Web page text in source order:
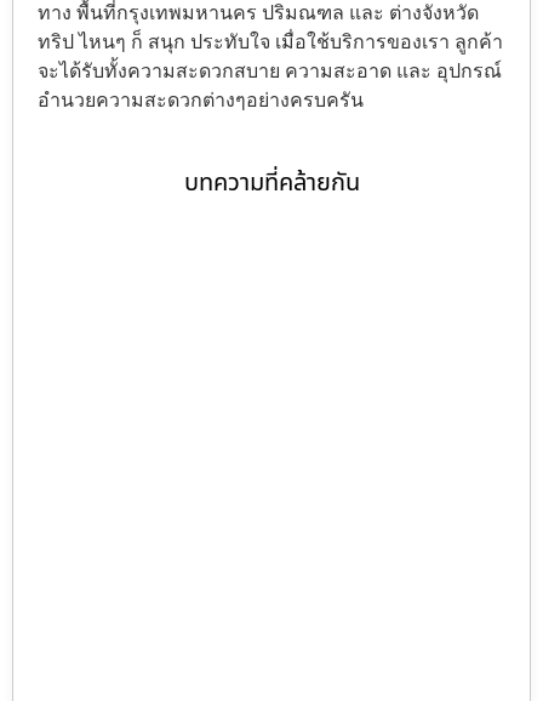
ทาง พื้นที่กรุงเทพมหานคร ปริมณฑล และ ต่างจังหวัด
ทริป ไหนๆ ก็ สนุก ประทับใจ เมื่อใช้บริการของเรา ลูกค้า
จะได้รับทั้งความสะดวกสบาย ความสะอาด และ อุปกรณ์
อำนวยความสะดวกต่างๆอย่างครบครัน
บทความที่คล้ายกัน